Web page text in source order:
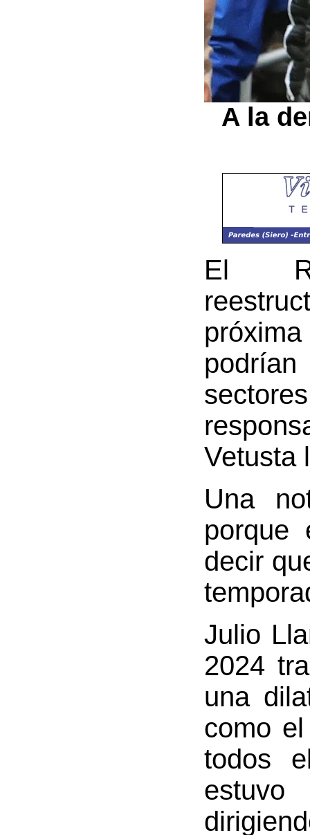
A la
El
Vetusta
Una
porque
decir
Julio
2024
una
como
todos